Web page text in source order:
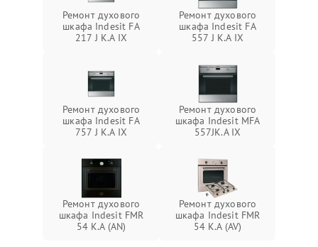
Ремонт духового
шкафа Indesit FA
217 J K.A IX
Ремонт духового
шкафа Indesit FA
557 J K.A IX
Ремонт духового
шкафа Indesit FA
757 J K.A IX
Ремонт духового
шкафа Indesit MFA
557JK.A IX
Ремонт духового
шкафа Indesit FMR
54 K.A (AN)
Ремонт духового
шкафа Indesit FMR
54 K.A (AV)